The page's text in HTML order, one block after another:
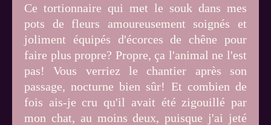
Ce tortionnaire qui met le souk dans mes
pots de fleurs amoureusement soignés et
joliment équipés d'écorces de chêne pour
faire plus propre? Propre, ça l'animal ne l'est
pas! Vous verriez le chantier après son
passage, nocturne bien sûr! Et combien de
fois ais-je cru qu'il avait été zigouillé par
mon chat, au moins deux, puisque j'ai jeté